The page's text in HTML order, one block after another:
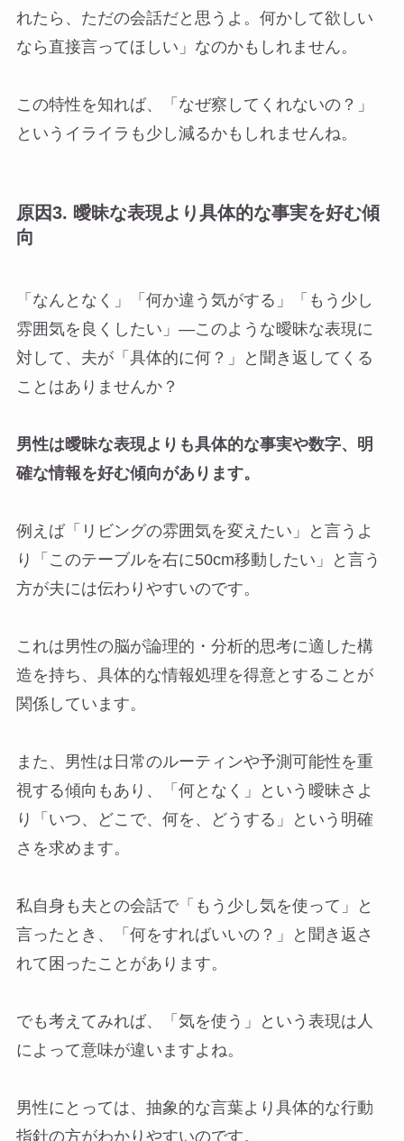
れたら、ただの会話だと思うよ。何かして欲しい
なら直接言ってほしい」なのかもしれません。
この特性を知れば、「なぜ察してくれないの？」
というイライラも少し減るかもしれませんね。
原因3. 曖昧な表現より具体的な事実を好む傾
向
「なんとなく」「何か違う気がする」「もう少し
雰囲気を良くしたい」—このような曖昧な表現に
対して、夫が「具体的に何？」と聞き返してくる
ことはありませんか？
男性は曖昧な表現よりも具体的な事実や数字、明
確な情報を好む傾向があります。
例えば「リビングの雰囲気を変えたい」と言うよ
り「このテーブルを右に50cm移動したい」と言う
方が夫には伝わりやすいのです。
これは男性の脳が論理的・分析的思考に適した構
造を持ち、具体的な情報処理を得意とすることが
関係しています。
また、男性は日常のルーティンや予測可能性を重
視する傾向もあり、「何となく」という曖昧さよ
り「いつ、どこで、何を、どうする」という明確
さを求めます。
私自身も夫との会話で「もう少し気を使って」と
言ったとき、「何をすればいいの？」と聞き返さ
れて困ったことがあります。
でも考えてみれば、「気を使う」という表現は人
によって意味が違いますよね。
男性にとっては、抽象的な言葉より具体的な行動
指針の方がわかりやすいのです。